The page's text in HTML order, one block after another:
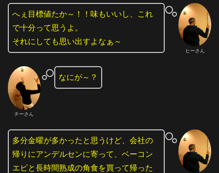
ヒーさん
へぇ目標値たか～！！味もいいし、これ
で十分って思うよ。
それにしても思い出すよなぁ～
チーさん
なにが～？
多分金曜が多かったと思うけど、会社の
帰りにアンデルセンに寄って、ベーコン
エピと長時間熟成の角食を買って帰った